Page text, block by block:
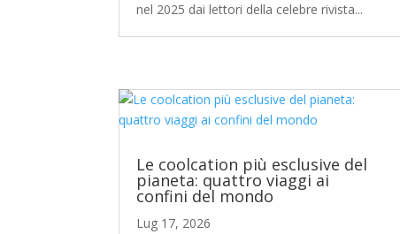
nel 2025 dai lettori della celebre rivista...
Le coolcation più esclusive del
pianeta: quattro viaggi ai
confini del mondo
Lug 17, 2026